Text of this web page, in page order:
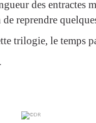
des entractes
de reprendre
trilogie, le temps